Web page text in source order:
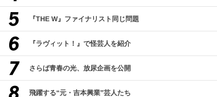
『THE W』ファイナリスト同じ問題
『ラヴィット！』で怪芸人を紹介
さらば青春の光、放尿企画を公開
飛躍する“元・吉本興業”芸人たち